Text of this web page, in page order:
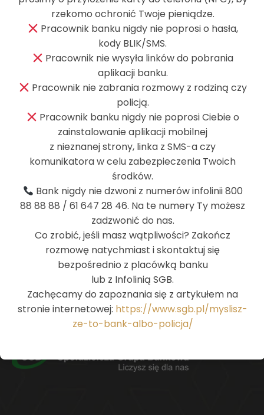
InoBank
Bank Spółdzielczy
w Inowrocławiu
ul. Solankowa 11
88-100 Inowrocław
tel.:52 356 09 10
SWIFT GBWCPLPP
rzekomo ochronić Twoje pieniądze.
Pracownik banku nigdy nie poprosi o hasła,
kody BLIK/SMS.
Pracownik nie wysyła linków do pobrania
aplikacji banku.
Pracownik nie zabrania rozmowy z rodziną czy
policją.
Pracownik banku nigdy nie poprosi Ciebie o
zainstalowanie aplikacji mobilnej
z nieznanej strony, linka z SMS-a czy
komunikatora w celu zabezpieczenia Twoich
środków.
Bank nigdy nie dzwoni z numerów infolinii 800
88 88 88 / 61 647 28 46. Na te numery Ty możesz
zadzwonić do nas.
Co zrobić, jeśli masz wątpliwości? Zakończ
rozmowę natychmiast i skontaktuj się
bezpośrednio z placówką banku
lub z Infolinią SGB.
Zachęcamy do zapoznania się z artykułem na
stronie internetowej: https://www.sgb.pl/myslisz-
ze-to-bank-albo-policja/